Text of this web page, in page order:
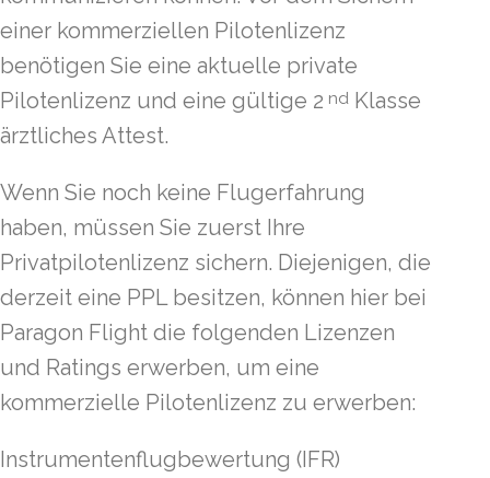
einer kommerziellen Pilotenlizenz
benötigen Sie eine aktuelle private
Pilotenlizenz und eine gültige 2 nd Klasse
ärztliches Attest.
Wenn Sie noch keine Flugerfahrung
haben, müssen Sie zuerst Ihre
Privatpilotenlizenz sichern. Diejenigen, die
derzeit eine PPL besitzen, können hier bei
Paragon Flight die folgenden Lizenzen
und Ratings erwerben, um eine
kommerzielle Pilotenlizenz zu erwerben:
Instrumentenflugbewertung (IFR)